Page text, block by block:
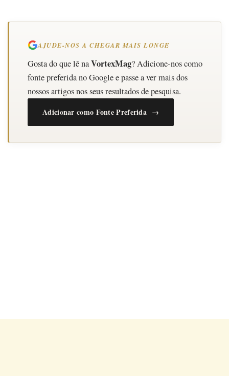
AJUDE-NOS A CHEGAR MAIS LONGE
Gosta do que lê naVortexMag? Adicione-nos como
fonte preferida no Google e passe a ver mais dos
nossos artigos nos seus resultados de pesquisa.
Adicionar como Fonte Preferida →